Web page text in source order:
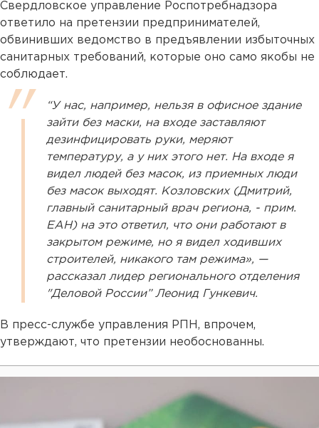
Свердловское управление Роспотребнадзора
ответило на претензии предпринимателей,
обвинивших ведомство в предъявлении избыточных
санитарных требований, которые оно само якобы не
соблюдает.
“У нас, например, нельзя в офисное здание
зайти без маски, на входе заставляют
дезинфицировать руки, меряют
температуру, а у них этого нет. На входе я
видел людей без масок, из приемных люди
без масок выходят. Козловских (Дмитрий,
главный санитарный врач региона, - прим.
ЕАН) на это ответил, что они работают в
закрытом режиме, но я видел ходивших
строителей, никакого там режима», —
рассказал лидер регионального отделения
"Деловой России” Леонид Гункевич.
В пресс-службе управления РПН, впрочем,
утверждают, что претензии необоснованны.